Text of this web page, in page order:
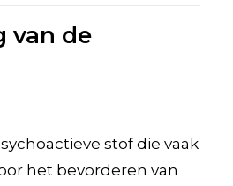
van de
stof die vaak
het bevorderen van